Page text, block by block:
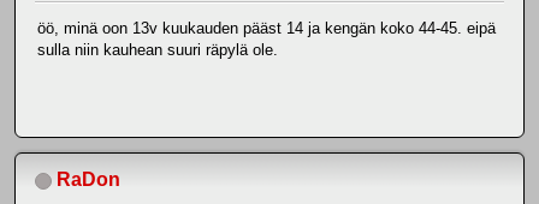
öö, minä oon 13v kuukauden pääst 14 ja kengän koko 44-45. eipä
sulla niin kauhean suuri räpylä ole.
RaDon